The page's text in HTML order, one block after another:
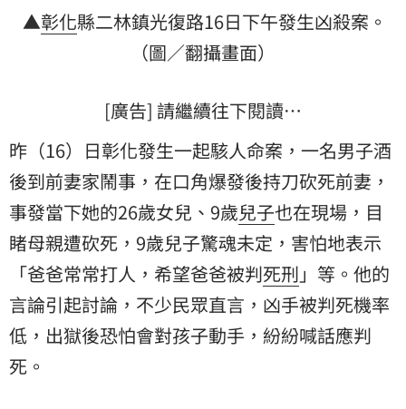
▲彰化縣二林鎮光復路16日下午發生凶殺案。
（圖／翻攝畫面）
[廣告] 請繼續往下閱讀…
昨（16）日彰化發生一起駭人命案，一名男子酒
後到前妻家鬧事，在口角爆發後持刀砍死前妻，
事發當下她的26歲女兒、9歲兒子也在現場，目
睹母親遭砍死，9歲兒子驚魂未定，害怕地表示
「爸爸常常打人，希望爸爸被判死刑 」等。他的
言論引起討論，不少民眾直言，凶手被判死機率
低，出獄後恐怕會對孩子動手，紛紛喊話應判
死。